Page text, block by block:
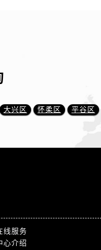
大兴区 怀柔区 平谷区
线服务
心介绍